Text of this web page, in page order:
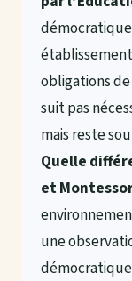
obligations
suit pas
mais reste
Quelle
et
une